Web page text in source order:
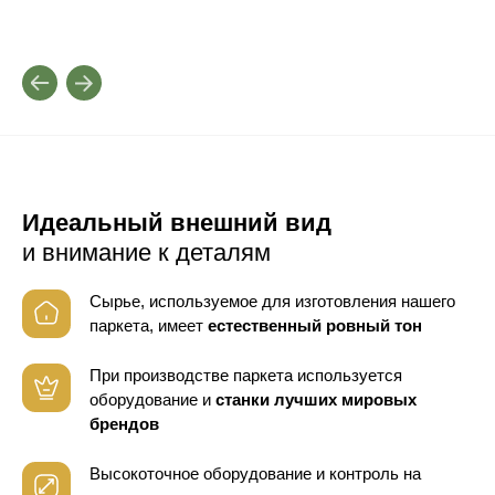
Идеальный внешний вид
и внимание к деталям
Сырье, используемое для изготовления нашего
паркета, имеет естественный ровный тон
При производстве паркета используется
оборудование и станки лучших мировых
брендов
Высокоточное оборудование и контроль на